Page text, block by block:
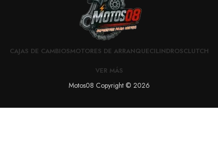
CAJAS DE CAMBIOSMOTORES DE ARRANQUECILINDROSCLUTCH
VER MÁS
Motos08 Copyright © 2026